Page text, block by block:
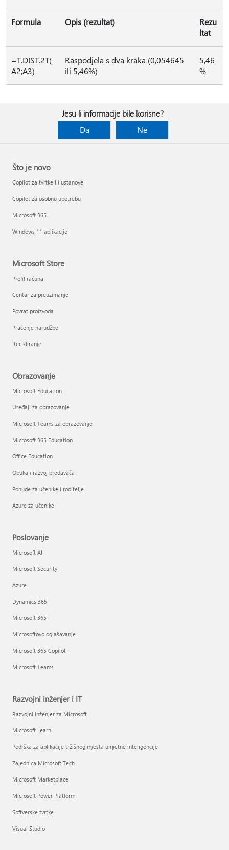
Formula Opis (rezultat)
Rezu
ltat
=T.DIST.2T(
A2;A3)
Raspodjela s dva kraka (0,054645
ili 5,46%)
5,46
%
Jesu li informacije bile korisne?
Da
Ne
Što je novo
Copilot za tvrtke ili ustanove
Copilot za osobnu upotrebu
Microsoft 365
Windows 11 aplikacije
Microsoft Store
Profil računa
Centar za preuzimanje
Povrat proizvoda
Praćenje narudžbe
Recikliranje
Obrazovanje
Microsoft Education
Uređaji za obrazovanje
Microsoft Teams za obrazovanje
Microsoft 365 Education
Office Education
Obuka i razvoj predavača
Ponude za učenike i roditelje
Azure za učenike
Poslovanje
Microsoft AI
Microsoft Security
Azure
Dynamics 365
Microsoft 365
Microsoftovo oglašavanje
Microsoft 365 Copilot
Microsoft Teams
Razvojni inženjer i IT
Razvojni inženjer za Microsoft
Microsoft Learn
Podrška za aplikacije tržišnog mjesta umjetne inteligencije
Zajednica Microsoft Tech
Microsoft Marketplace
Microsoft Power Platform
Softverske tvrtke
Visual Studio